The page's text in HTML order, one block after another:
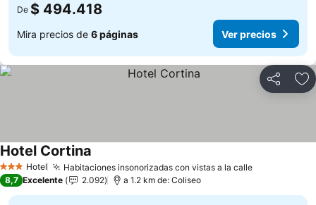
De $ 494.418
Mira precios de 6 páginas Ver precios
Compartir
3 Estrellas
Hotel Habitaciones insonorizadas con vistas a la calle
Hotel Cortina
8,7 Excelente 2.092 a 1.2 km de: Coliseo